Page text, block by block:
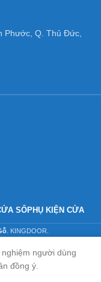
Phước, Q. Thủ Đức,
SỔPHỤ KIỆN CỬA
. KINGDOOR.
người dùng
đồng ý.